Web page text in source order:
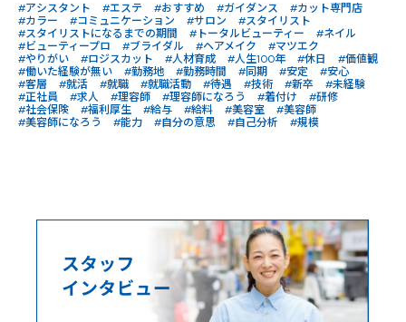
#アシスタント #エステ #おすすめ #ガイダンス
#カット専門店
#カラー
#コミュニケーション #サロン
#スタイリスト
#スタイリストになるまでの期間
#トータルビューティー
#ネイル
#ビューティープロ
#ブライダル #ヘアメイク
#マツエク
#やりがい
#ロジスカット #人材育成 #人生100年 #休日
#価値観
#働いた経験が無い
#勤務地 #勤務時間 #同期 #安定
#安心
#客層
#就活 #就職 #就職活動 #待遇 #技術 #新卒
#未経験
#正社員
#求人 #理容師 #理容師になろう #着付け
#研修
#社会保険
#福利厚生 #給与 #給料 #美容室
#美容師
#美容師になろう
#能力 #自分の意思 #自己分析 #規模